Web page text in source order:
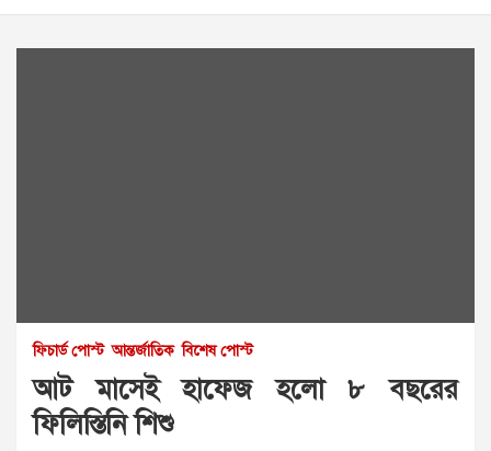
ফিচার্ড পোস্ট আন্তর্জাতিক বিশেষ পোস্ট
আট মাসেই হাফেজ হলো ৮ বছরের
ফিলিস্তিনি শিশু